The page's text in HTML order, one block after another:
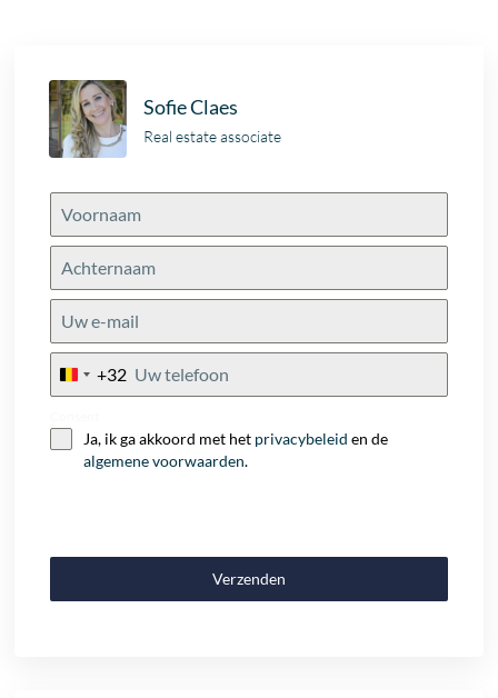
Sofie Claes
Real estate associate
Belgium
+32
Ja, ik ga akkoord met het privacybeleid en de
algemene voorwaarden.
Verzenden